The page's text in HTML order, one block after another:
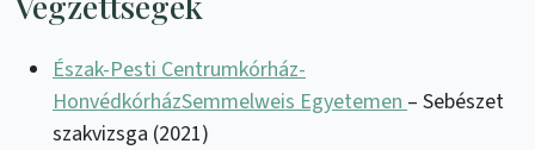
Észak-Pesti Centrumkórház-
HonvédkórházSemmelweis Egyetemen– Sebészet
szakvizsga (2021)